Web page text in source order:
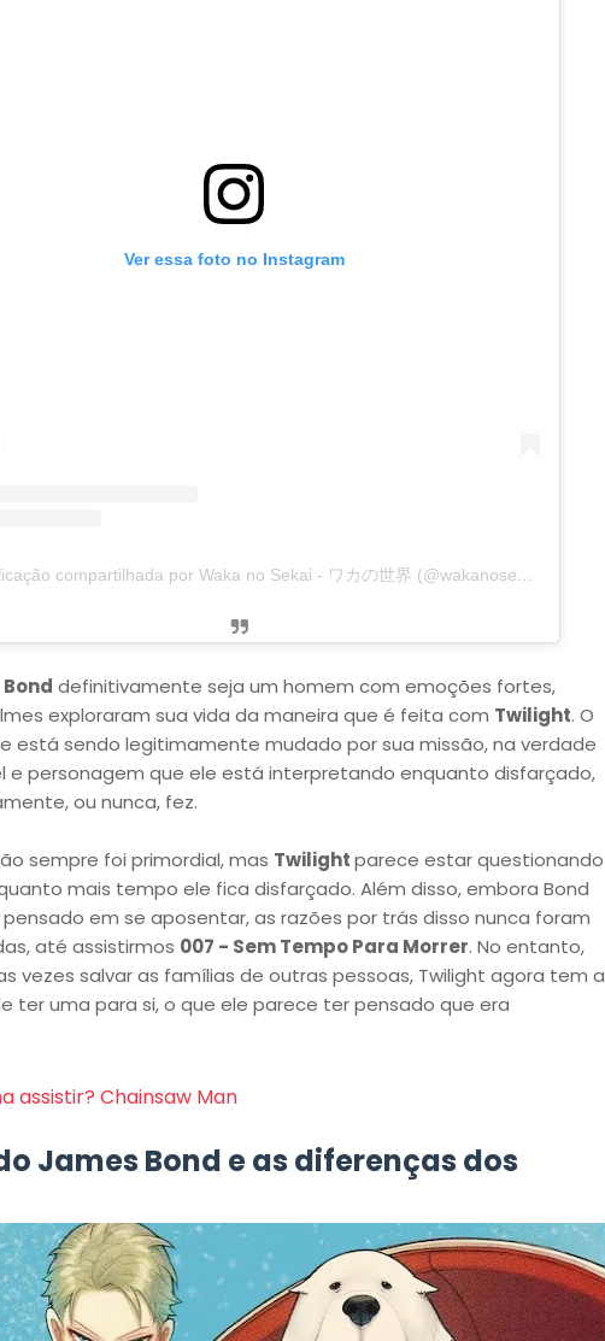
Ver essa foto no Instagram
Uma publicação compartilhada por Waka no Sekai - ワカの世界 (@wakanosekai)
definitivamente seja um homem com emoções fortes,
exploraram sua vida da maneira que é feita com Twilight. O
está sendo legitimamente mudado por sua missão, na verdade
e personagem que ele está interpretando enquanto disfarçado,
ou nunca, fez.
sempre foi primordial, mas Twilightparece estar questionando
mais tempo ele fica disfarçado. Além disso, embora Bond
em se aposentar, as razões por trás disso nunca foram
até assistirmos 007 - Sem Tempo Para Morrer. No entanto,
vezes salvar as famílias de outras pessoas, Twilight agora tem a
ter uma para si, o que ele parece ter pensado que era
assistir? Chainsaw Man
James Bond e as diferenças dos